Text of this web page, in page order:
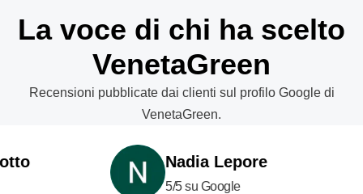
La voce di chi ha scelto
VenetaGreen
Recensioni pubblicate dai clienti sul profilo Google di
VenetaGreen.
Nadia Lepore
5/5 su Google